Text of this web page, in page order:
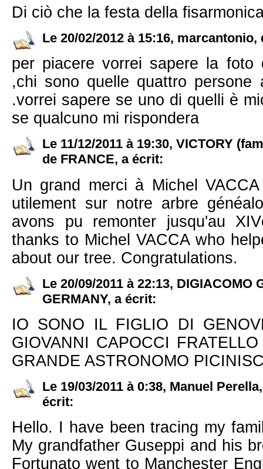
Di ciò che la festa della
Le 20/02/2012 à 15:16,
per piacere vorrei sapere la foto
,chi sono quelle quattro
.vorrei sapere se uno di quelli è
se qualcuno mi rispondera
Le 11/12/2011 à 19:30, VICTORY
de FRANCE, a écrit:
Un grand merci à Michel
utilement sur notre arbre
avons pu remonter jusqu'au
thanks to Michel VACCA who
about our tree. Congratulations.
Le 20/09/2011 à 22:13, DIGIACOMO
GERMANY, a écrit:
IO SONO IL FIGLIO DI
GIOVANNI CAPOCCI
GRANDE ASTRONOMO
Le 19/03/2011 à 0:38, Manuel
écrit:
Hello. I have been tracing my
My grandfather Guseppi and his
Fortunato went to Manchester